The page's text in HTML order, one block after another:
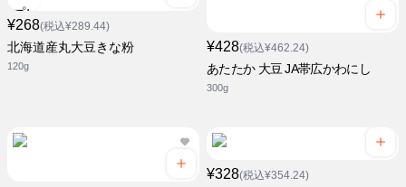
¥268(税込¥289.44)
北海道産丸大豆きな粉
120g
¥428(税込¥462.24)
あたたか 大豆 JA帯広かわにし
300g
¥328(税込¥354.24)